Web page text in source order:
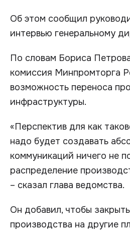
Об этом сообщил
интервью генеральному
По словам Бориса
комиссия Минпромторга
возможность переноса
инфраструктуры.
«Перспектив для как
надо будет создавать
коммуникаций ничего не
распределение
– сказал глава ведомства.
Он добавил, чтобы
производства на другие